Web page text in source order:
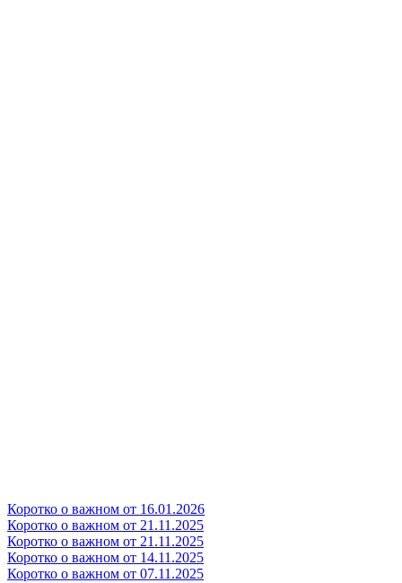
Коротко о важном от 16.01.2026
Коротко о важном от 21.11.2025
Коротко о важном от 21.11.2025
Коротко о важном от 14.11.2025
Коротко о важном от 07.11.2025